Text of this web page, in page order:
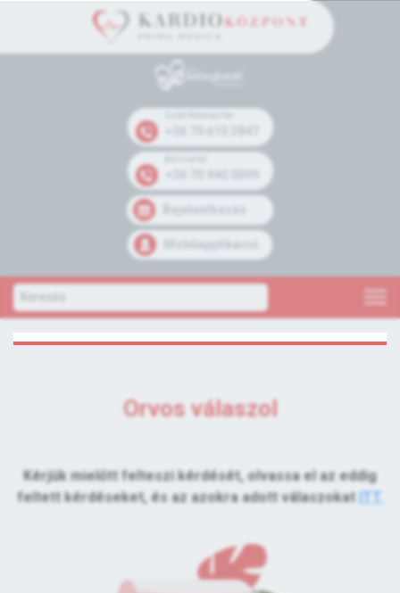
Bejelentkezés
Mobilapplikáció
Orvos válaszol
Kérjük mielőtt felteszi kérdését, olvassa el az eddig
feltett kérdéseket, és az azokra adott válaszokat ITT.